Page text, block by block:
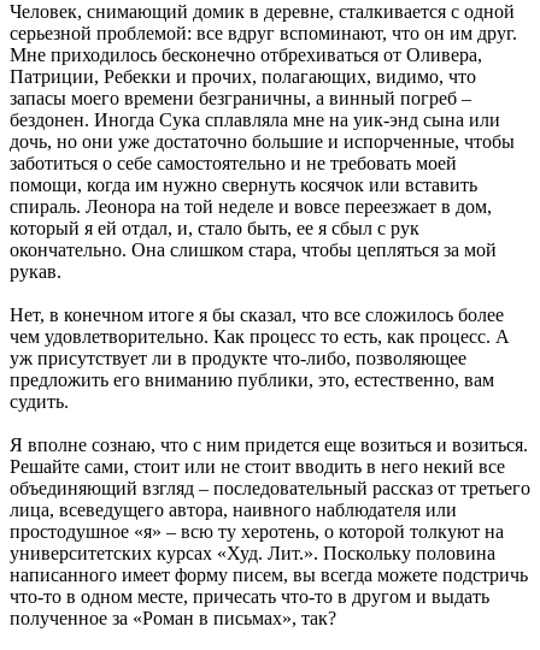
Человек, снимающий домик в деревне, сталкивается с одной
серьезной проблемой: все вдруг вспоминают, что он им друг.
Мне приходилось бесконечно отбрехиваться от Оливера,
Патриции, Ребекки и прочих, полагающих, видимо, что
запасы моего времени безграничны, а винный погреб –
бездонен. Иногда Сука сплавляла мне на уик-энд сына или
дочь, но они уже достаточно большие и испорченные, чтобы
заботиться о себе самостоятельно и не требовать моей
помощи, когда им нужно свернуть косячок или вставить
спираль. Леонора на той неделе и вовсе переезжает в дом,
который я ей отдал, и, стало быть, ее я сбыл с рук
окончательно. Она слишком стара, чтобы цепляться за мой
рукав.
Нет, в конечном итоге я бы сказал, что все сложилось более
чем удовлетворительно. Как процесс то есть, как процесс. А
уж присутствует ли в продукте что-либо, позволяющее
предложить его вниманию публики, это, естественно, вам
судить.
Я вполне сознаю, что с ним придется еще возиться и возиться.
Решайте сами, стоит или не стоит вводить в него некий все
объединяющий взгляд – последовательный рассказ от третьего
лица, всеведущего автора, наивного наблюдателя или
простодушное «я» – всю ту херотень, о которой толкуют на
университетских курсах «Худ. Лит.». Поскольку половина
написанного имеет форму писем, вы всегда можете подстричь
что-то в одном месте, причесать что-то в другом и выдать
полученное за «Роман в письмах», так?